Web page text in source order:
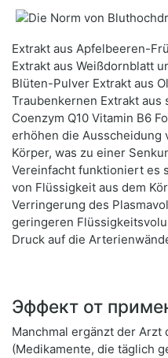
Extrakt aus Apfelbeeren-
Extrakt aus Weißdornblatt
Blüten-Pulver Extrakt aus
Traubenkernen Extrakt
Coenzym Q10 Vitamin B6
erhöhen die Ausscheidung
Körper, was zu einer
Vereinfacht funktioniert es
von Flüssigkeit aus dem
Verringerung des
geringeren
Druck auf die
Эффект от
Manchmal ergänzt der Arzt
(Medikamente, die täglich